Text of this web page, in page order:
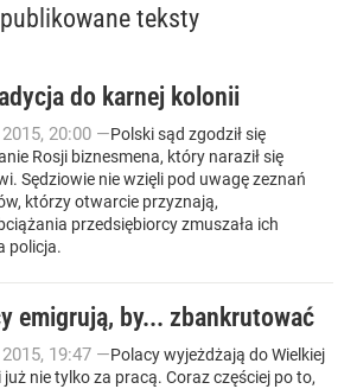
teksty
do karnej kolonii
2015, 20:00 —Polski sąd zgodził się
Rosji biznesmena, który naraził się
Sędziowie nie wzięli pod uwagę zeznań
którzy otwarcie przyznają,
przedsiębiorcy zmuszała ich
policja.
emigrują, by... zbankrutować
2015, 19:47 —Polacy wyjeżdżają do Wielkiej
nie tylko za pracą. Coraz częściej po to,